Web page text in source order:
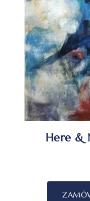
Here &